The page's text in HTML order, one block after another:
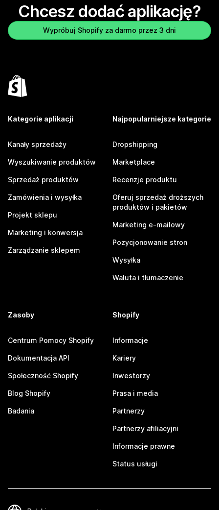
Chcesz dodać aplikację?
Wypróbuj Shopify za darmo przez 3 dni
Kategorie aplikacji
Kanały sprzedaży
Wyszukiwanie produktów
Sprzedaż produktów
Zamówienia i wysyłka
Projekt sklepu
Marketing i konwersja
Zarządzanie sklepem
Najpopularniejsze kategorie
Dropshipping
Marketplace
Recenzje produktu
Oferuj sprzedaż droższych
produktów i pakietów
Marketing e-mailowy
Pozycjonowanie stron
Wysyłka
Waluta i tłumaczenie
Zasoby
Centrum Pomocy Shopify
Dokumentacja API
Społeczność Shopify
Blog Shopify
Badania
Shopify
Informacje
Kariery
Inwestorzy
Prasa i media
Partnerzy
Partnerzy afiliacyjni
Informacje prawne
Status usługi